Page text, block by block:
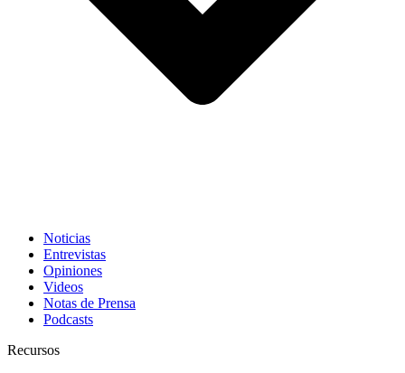
Noticias
Entrevistas
Opiniones
Videos
Notas de Prensa
Podcasts
Recursos